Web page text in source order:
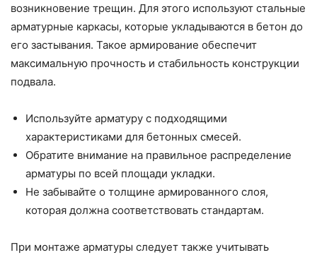
возникновение трещин. Для этого используют стальные
арматурные каркасы, которые укладываются в бетон до
его застывания. Такое армирование обеспечит
максимальную прочность и стабильность конструкции
подвала.
Используйте арматуру с подходящими
характеристиками для бетонных смесей.
Обратите внимание на правильное распределение
арматуры по всей площади укладки.
Не забывайте о толщине армированного слоя,
которая должна соответствовать стандартам.
При монтаже арматуры следует также учитывать